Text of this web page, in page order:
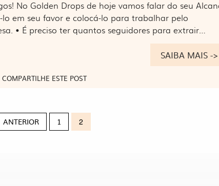
No Golden Drops de hoje vamos falar do seu
em seu favor e colocá-lo para trabalhar pelo
• É preciso ter quantos seguidores para extrair…
COMPARTILHE ESTE POST
SAIBA MAIS ->
ANTERIOR 1 2